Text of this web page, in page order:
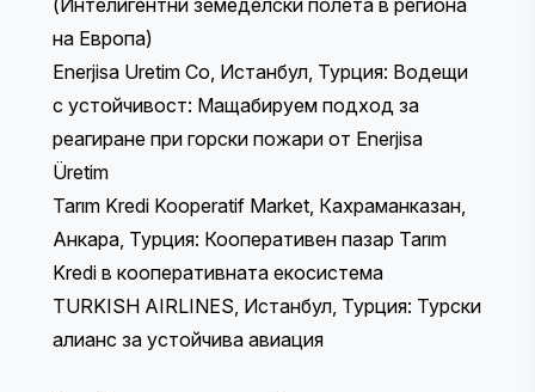
на Европа)
Enerjisa Uretim Co, Истанбул, Турция: Водещи
с устойчивост: Мащабируем подход за
реагиране при горски пожари от Enerjisa
Üretim
Tarım Kredi Kooperatif Market, Кахраманказан,
Анкара, Турция: Кооперативен пазар Tarım
Kredi в кооперативната екосистема
TURKISH AIRLINES, Истанбул, Турция: Турски
алианс за устойчива авиация